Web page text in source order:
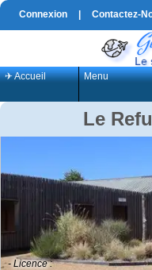
Connexion Contactez-
✈ Accueil Menu
Le
- Licence :